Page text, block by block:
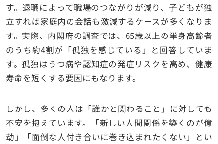
す。退職によって職場のつながりが減り、子どもが独
立すれば家庭内の会話も激減するケースが多くなりま
す。実際、内閣府の調査では、65歳以上の単身高齢者
のうち約4割が「孤独を感じている」と回答していま
す。孤独はうつ病や認知症の発症リスクを高め、健康
寿命を短くする要因にもなります。
しかし、多くの人は「誰かと関わること」に対しても
不安を抱えています。「新しい人間関係を築くのが億
劫」「面倒な人付き合いに巻き込まれたくない」とい